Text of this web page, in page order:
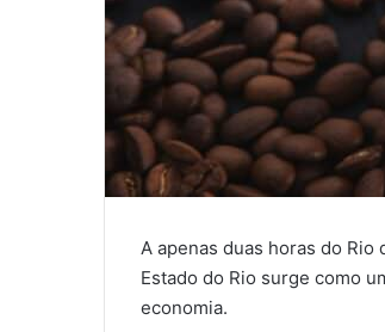
A apenas duas horas do Rio
Estado do Rio surge como
economia.